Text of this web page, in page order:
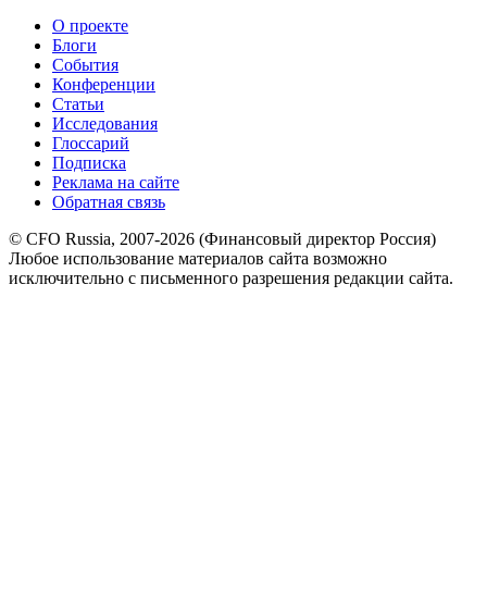
О проекте
Блоги
События
Конференции
Статьи
Исследования
Глоссарий
Подписка
Реклама на сайте
Обратная связь
© CFO Russia, 2007-2026 (Финансовый директор Россия)
Любое использование материалов сайта возможно
исключительно с письменного разрешения редакции сайта.